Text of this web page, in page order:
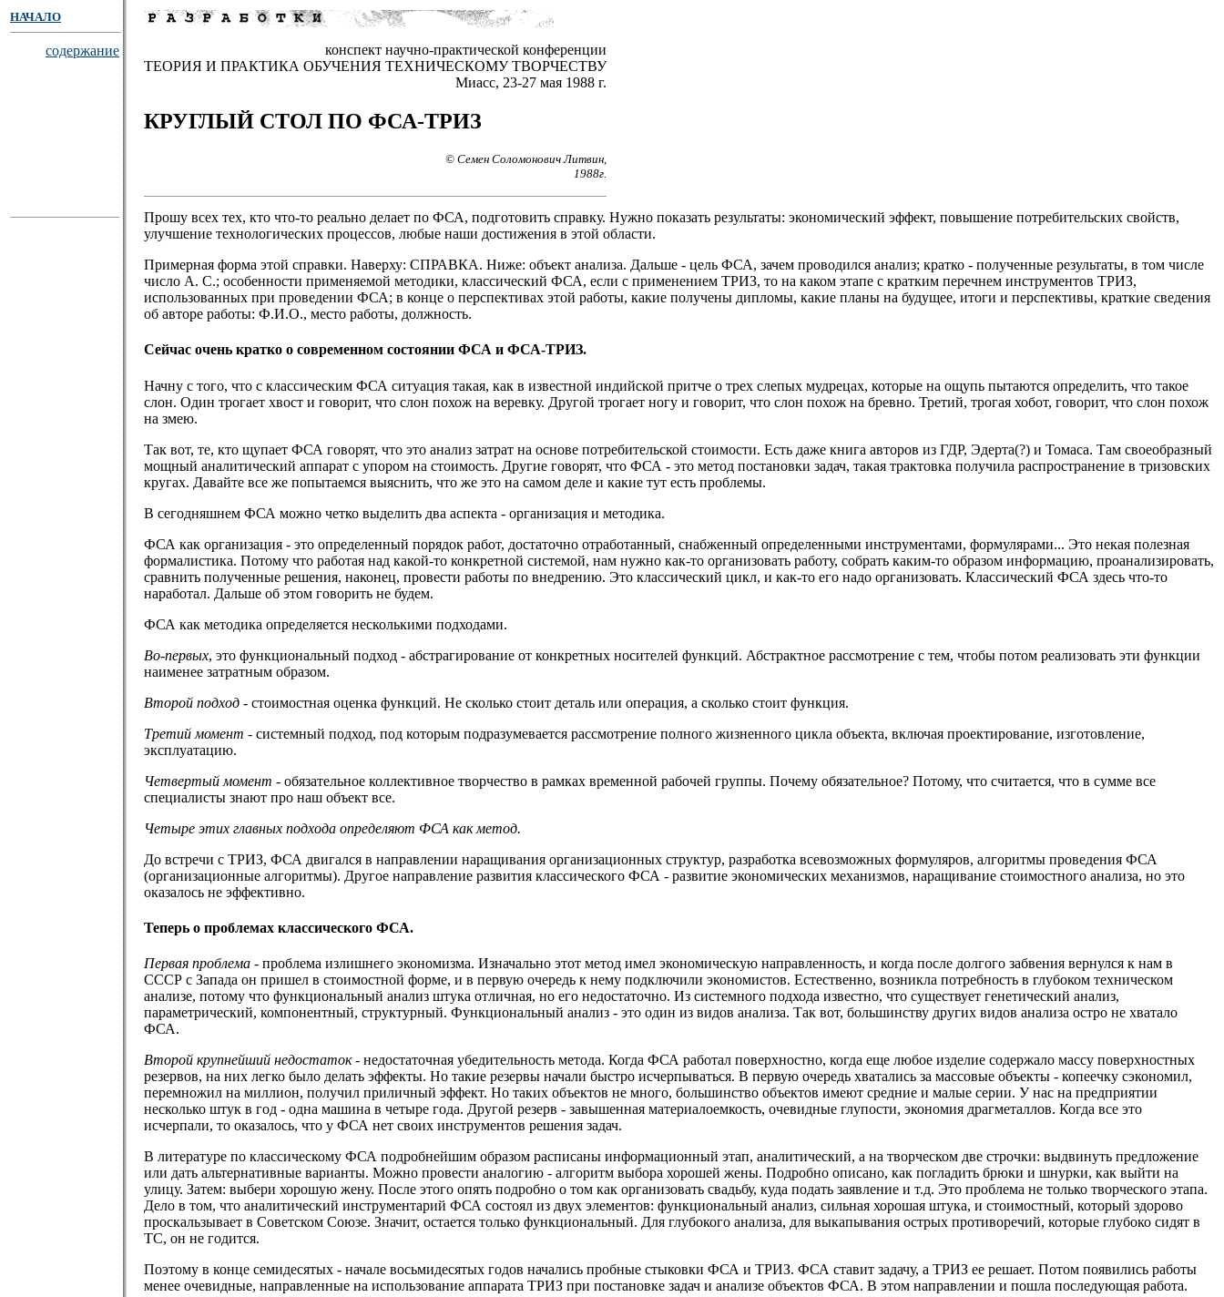
НАЧАЛО
содержание
конспект научно-практической конференции
ТЕОРИЯ И ПРАКТИКА ОБУЧЕНИЯ ТЕХНИЧЕСКОМУ ТВОРЧЕСТВУ
Миасс, 23-27 мая 1988 г.
КРУГЛЫЙ СТОЛ ПО ФСА-ТРИЗ
© Семен Соломонович Литвин,
1988г.
Прошу всех тех, кто что-то реально делает по ФСА, подготовить справку. Нужно показать результаты: экономический эффект, повышение потребительских свойств,
улучшение технологических процессов, любые наши достижения в этой области.
Примерная форма этой справки. Наверху: СПРАВКА. Ниже: объект анализа. Дальше - цель ФСА, зачем проводился анализ; кратко - полученные результаты, в том числе
число А. С.; особенности применяемой методики, классический ФСА, если с применением ТРИЗ, то на каком этапе с кратким перечнем инструментов ТРИЗ,
использованных при проведении ФСА; в конце о перспективах этой работы, какие получены дипломы, какие планы на будущее, итоги и перспективы, краткие сведения
об авторе работы: Ф.И.О., место работы, должность.
Сейчас очень кратко о современном состоянии ФСА и ФСА-ТРИЗ.
Начну с того, что с классическим ФСА ситуация такая, как в известной индийской притче о трех слепых мудрецах, которые на ощупь пытаются определить, что такое
слон. Один трогает хвост и говорит, что слон похож на веревку. Другой трогает ногу и говорит, что слон похож на бревно. Третий, трогая хобот, говорит, что слон похож
на змею.
Так вот, те, кто щупает ФСА говорят, что это анализ затрат на основе потребительской стоимости. Есть даже книга авторов из ГДР, Эдерта(?) и Томаса. Там своеобразный
мощный аналитический аппарат с упором на стоимость. Другие говорят, что ФСА - это метод постановки задач, такая трактовка получила распространение в тризовских
кругах. Давайте все же попытаемся выяснить, что же это на самом деле и какие тут есть проблемы.
В сегодняшнем ФСА можно четко выделить два аспекта - организация и методика.
ФСА как организация - это определенный порядок работ, достаточно отработанный, снабженный определенными инструментами, формулярами... Это некая полезная
формалистика. Потому что работая над какой-то конкретной системой, нам нужно как-то организовать работу, собрать каким-то образом информацию, проанализировать,
сравнить полученные решения, наконец, провести работы по внедрению. Это классический цикл, и как-то его надо организовать. Классический ФСА здесь что-то
наработал. Дальше об этом говорить не будем.
ФСА как методика определяется несколькими подходами.
Во-первых, это функциональный подход - абстрагирование от конкретных носителей функций. Абстрактное рассмотрение с тем, чтобы потом реализовать эти функции
наименее затратным образом.
Второй подход - стоимостная оценка функций. Не сколько стоит деталь или операция, а сколько стоит функция.
Третий момент - системный подход, под которым подразумевается рассмотрение полного жизненного цикла объекта, включая проектирование, изготовление,
эксплуатацию.
Четвертый момент - обязательное коллективное творчество в рамках временной рабочей группы. Почему обязательное? Потому, что считается, что в сумме все
специалисты знают про наш объект все.
Четыре этих главных подхода определяют ФСА как метод.
До встречи с ТРИЗ, ФСА двигался в направлении наращивания организационных структур, разработка всевозможных формуляров, алгоритмы проведения ФСА
(организационные алгоритмы). Другое направление развития классического ФСА - развитие экономических механизмов, наращивание стоимостного анализа, но это
оказалось не эффективно.
Теперь о проблемах классического ФСА.
Первая проблема - проблема излишнего экономизма. Изначально этот метод имел экономическую направленность, и когда после долгого забвения вернулся к нам в
СССР с Запада он пришел в стоимостной форме, и в первую очередь к нему подключили экономистов. Естественно, возникла потребность в глубоком техническом
анализе, потому что функциональный анализ штука отличная, но его недостаточно. Из системного подхода известно, что существует генетический анализ,
параметрический, компонентный, структурный. Функциональный анализ - это один из видов анализа. Так вот, большинству других видов анализа остро не хватало
ФСА.
Второй крупнейший недостаток- недостаточная убедительность метода. Когда ФСА работал поверхностно, когда еще любое изделие содержало массу поверхностных
резервов, на них легко было делать эффекты. Но такие резервы начали быстро исчерпываться. В первую очередь хватались за массовые объекты - копеечку сэкономил,
перемножил на миллион, получил приличный эффект. Но таких объектов не много, большинство объектов имеют средние и малые серии. У нас на предприятии
несколько штук в год - одна машина в четыре года. Другой резерв - завышенная материалоемкость, очевидные глупости, экономия драгметаллов. Когда все это
исчерпали, то оказалось, что у ФСА нет своих инструментов решения задач.
В литературе по классическому ФСА подробнейшим образом расписаны информационный этап, аналитический, а на творческом две строчки: выдвинуть предложение
или дать альтернативные варианты. Можно провести аналогию - алгоритм выбора хорошей жены. Подробно описано, как погладить брюки и шнурки, как выйти на
улицу. Затем: выбери хорошую жену. После этого опять подробно о том как организовать свадьбу, куда подать заявление и т.д. Это проблема не только творческого этапа.
Дело в том, что аналитический инструментарий ФСА состоял из двух элементов: функциональный анализ, сильная хорошая штука, и стоимостный, который здорово
проскальзывает в Советском Союзе. Значит, остается только функциональный. Для глубокого анализа, для выкапывания острых противоречий, которые глубоко сидят в
ТС, он не годится.
Поэтому в конце семидесятых - начале восьмидесятых годов начались пробные стыковки ФСА и ТРИЗ. ФСА ставит задачу, а ТРИЗ ее решает. Потом появились работы
менее очевидные, направленные на использование аппарата ТРИЗ при постановке задач и анализе объектов ФСА. В этом направлении и пошла последующая работа.